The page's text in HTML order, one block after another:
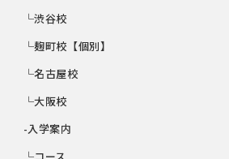
└渋谷校
└麹町校【個別】
└名古屋校
└大阪校
-入学案内